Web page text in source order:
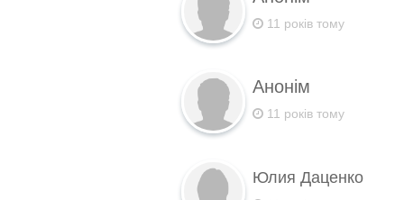
11 років тому
Анонім
11 років тому
Юлия Даценко